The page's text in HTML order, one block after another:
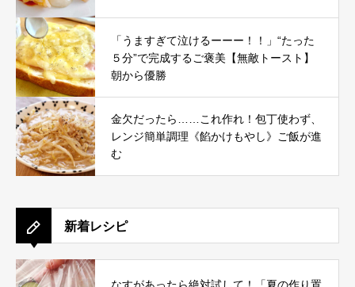
「うますぎて泣けるーーー！！」“たった
５分”で完成するご褒美【無敵トースト】
朝から優勝
金欠だったら……これ作れ！包丁使わず、
レンジ簡単調理《餡かけもやし》ご飯が進
む
新着レシピ
なすがあったら絶対試して！「夏の作り置